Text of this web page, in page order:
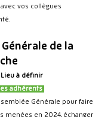
vos collègues
de la
Lieu à définir
adhérents
Générale pour faire
menées en 2024, échanger